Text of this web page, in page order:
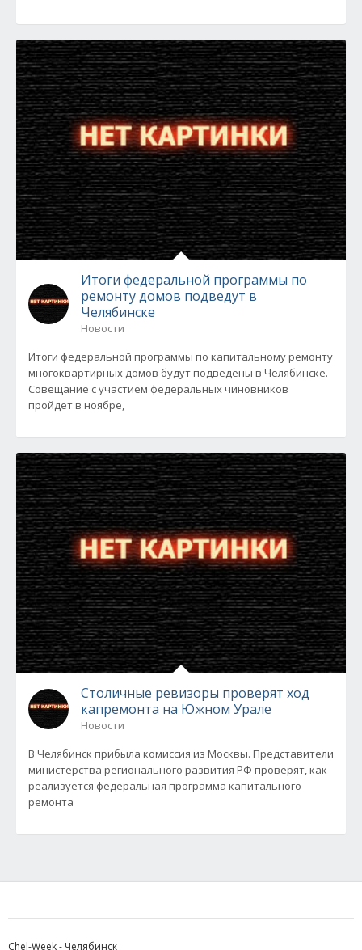
Итоги федеральной программы по
ремонту домов подведут в
Челябинске
Новости
Итоги федеральной программы по капитальному ремонту
многоквартирных домов будут подведены в Челябинске.
Совещание с участием федеральных чиновников
пройдет в ноябре,
Столичные ревизоры проверят ход
капремонта на Южном Урале
Новости
В Челябинск прибыла комиссия из Москвы. Представители
министерства регионального развития РФ проверят, как
реализуется федеральная программа капитального
ремонта
Chel-Week - Челябинск